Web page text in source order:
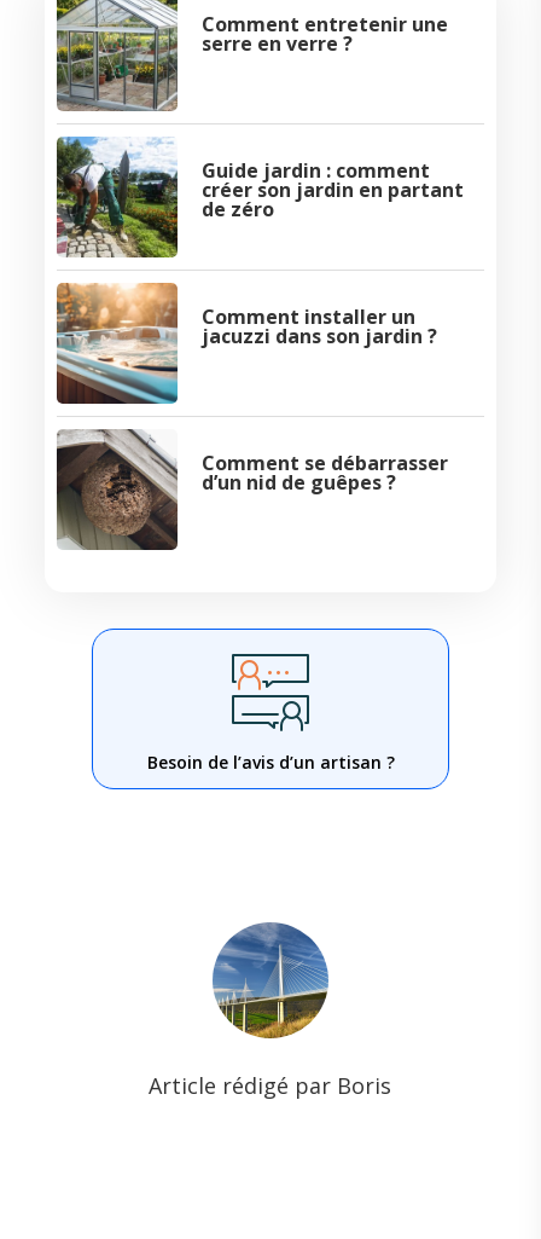
Comment entretenir une
serre en verre ?
Guide jardin : comment
créer son jardin en partant
de zéro
Comment installer un
jacuzzi dans son jardin ?
Comment se débarrasser
d’un nid de guêpes ?
Besoin de l’avis d’un artisan ?
Article rédigé par Boris